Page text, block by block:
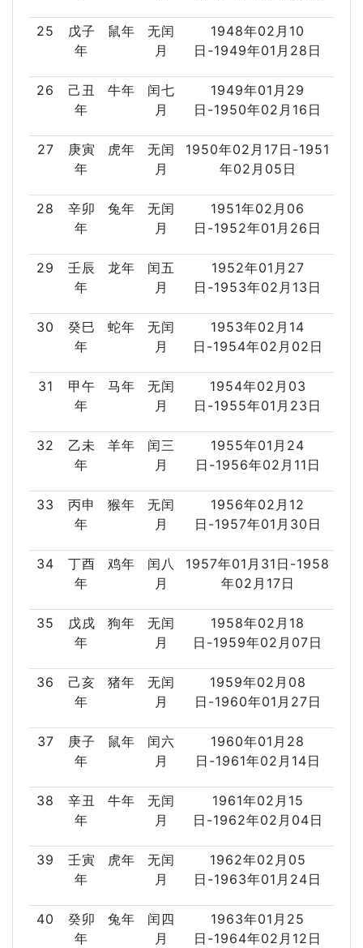
25
戊子
年
鼠年
无闰
月
1948年02月10
日-1949年01月28日
26
己丑
年
牛年
闰七
月
1949年01月29
日-1950年02月16日
27
庚寅
年
虎年
无闰
月
1950年02月17日-1951
年02月05日
28
辛卯
年
兔年
无闰
月
1951年02月06
日-1952年01月26日
29
壬辰
年
龙年
闰五
月
1952年01月27
日-1953年02月13日
30
癸巳
年
蛇年
无闰
月
1953年02月14
日-1954年02月02日
31
甲午
年
马年
无闰
月
1954年02月03
日-1955年01月23日
32
乙未
年
羊年
闰三
月
1955年01月24
日-1956年02月11日
33
丙申
年
猴年
无闰
月
1956年02月12
日-1957年01月30日
34
丁酉
年
鸡年
闰八
月
1957年01月31日-1958
年02月17日
35
戊戌
年
狗年
无闰
月
1958年02月18
日-1959年02月07日
36
己亥
年
猪年
无闰
月
1959年02月08
日-1960年01月27日
37
庚子
年
鼠年
闰六
月
1960年01月28
日-1961年02月14日
38
辛丑
年
牛年
无闰
月
1961年02月15
日-1962年02月04日
39
壬寅
年
虎年
无闰
月
1962年02月05
日-1963年01月24日
40
癸卯
年
兔年
闰四
月
1963年01月25
日-1964年02月12日